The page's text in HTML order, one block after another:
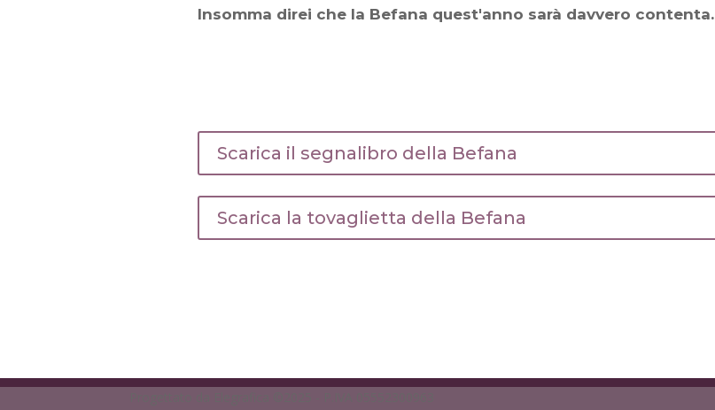
Insomma direi che la Befana quest'anno sarà davvero contenta.
Scarica il segnalibro della Befana
Scarica la tovaglietta della Befana